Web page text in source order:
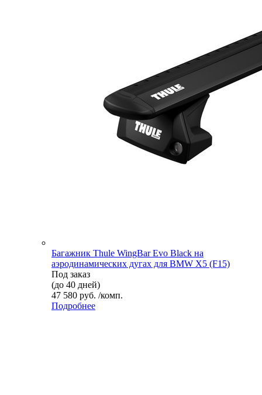
Багажник Thule WingBar Evo Black на
аэродинамических дугах для BMW X5 (F15)
Под заказ
(до 40 дней)
47 580 руб. /комп.
Подробнее